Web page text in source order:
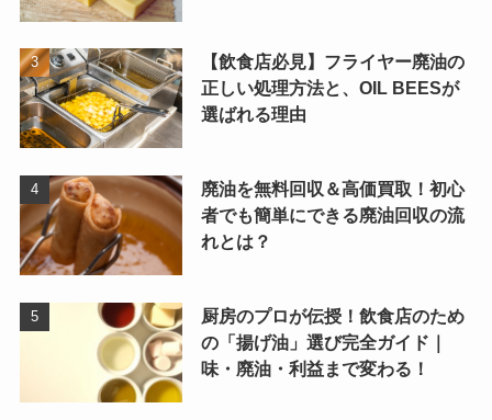
【飲食店必見】フライヤー廃油の
正しい処理方法と、OIL BEESが
選ばれる理由
廃油を無料回収＆高価買取！初心
者でも簡単にできる廃油回収の流
れとは？
厨房のプロが伝授！飲食店のため
の「揚げ油」選び完全ガイド｜
味・廃油・利益まで変わる！